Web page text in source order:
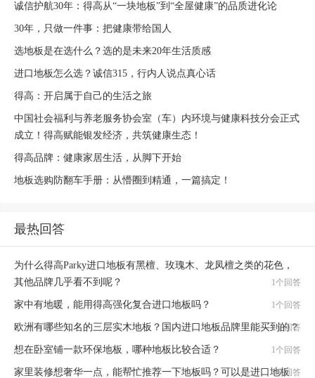
诚信护航30年：得高从“一块地板”到“全屋健康”的品质进化论
30年，只做一件事：把健康带给国人
选地板是在选什么？选的是未来20年生活质感
进口地板怎么选？诚信315，行内人说点真心话
得高：开启属于自己的生活之旅
中国社会福利与养老服务协会室（车）内环境与健康科技分会正式
成立！得高赋能银发经济，共筑健康生态！
得高品牌：健康家居生活，从脚下开始
地板选购防翻车手册：从懵圈到精通，一篇搞定！
最热回答
为什么得高Parky进口地板有黑檀、玫瑰木、龙凤檀之类的花色，
其他品牌几乎看不到呢？
1个回答
家中有地暖，能用得高强化复合进口地板吗？ 1个回答
欧洲有哪些知名的三层实木地板？国内进口地板品牌里能买到的？
1个回答
想在卧室铺一款环保地板，哪种地板比较合适？ 1个回答
家里装修想奢华一点，能帮忙推荐一下地板吗？可以是进口地板
1个回答